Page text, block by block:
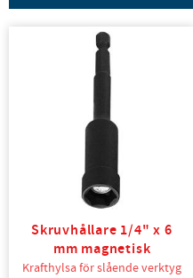
Skruvhållare 1/4" x 6
mm magnetisk
Krafthylsa för slående verktyg